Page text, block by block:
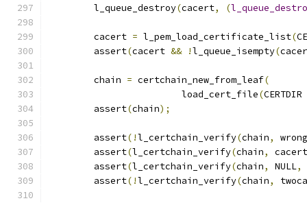
	l_queue_destroy
(cacert, (
	cacert
= l_pem_load_certificate_list(
	assert
(cacert && !l_queue_isempty(
	chain
= certchain_new_from_leaf(
			load_cert_file
(CERTDIR
	assert
(chain);
	assert
(!l_certchain_verify(chain,
	assert
(l_certchain_verify(chain,
cacert
	assert
(l_certchain_verify(chain, NULL,
	assert
(!l_certchain_verify(chain,